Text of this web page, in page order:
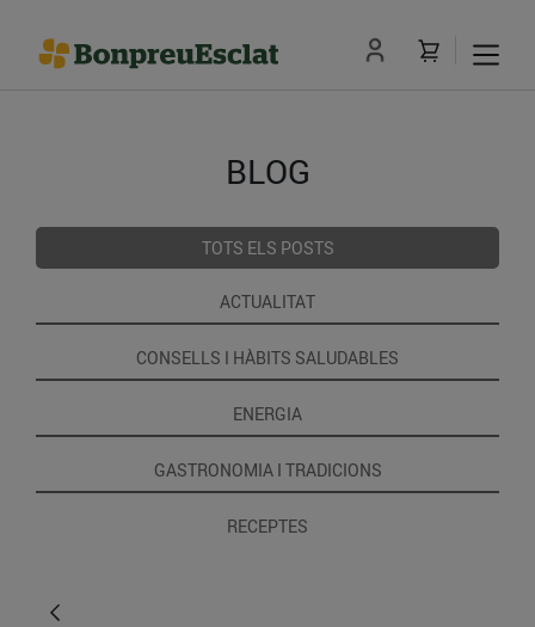
BLOG
TOTS ELS POSTS
ACTUALITAT
CONSELLS I HÀBITS SALUDABLES
ENERGIA
GASTRONOMIA I TRADICIONS
RECEPTES